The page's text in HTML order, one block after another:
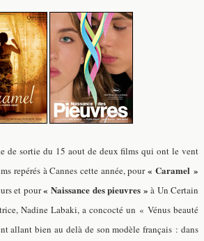
de sortie du 15 aout de deux films qui ont le vent
repérés à Cannes cette année, pour« Caramel »
et pour« Naissance des pieuvres » à Un Certain
Nadine Labaki, a concocté un « Vénus beauté
allant bien au delà de son modèle français : dans